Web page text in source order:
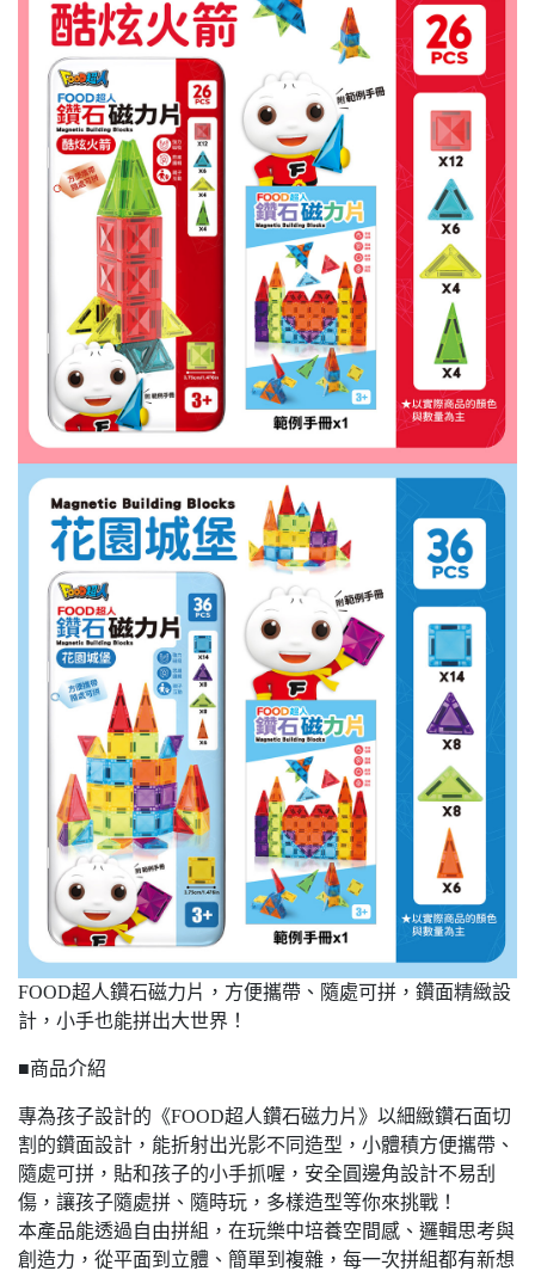
FOOD超人鑽石磁力片，方便攜帶、隨處可拼，鑽面精緻設
計，小手也能拼出大世界！
■商品介紹
專為孩子設計的《FOOD超人鑽石磁力片》以細緻鑽石面切
割的鑽面設計，能折射出光影不同造型，小體積方便攜帶、
隨處可拼，貼和孩子的小手抓喔，安全圓邊角設計不易刮
傷，讓孩子隨處拼、隨時玩，多樣造型等你來挑戰！
本產品能透過自由拼組，在玩樂中培養空間感、邏輯思考與
創造力，從平面到立體、簡單到複雜，每一次拼組都有新想